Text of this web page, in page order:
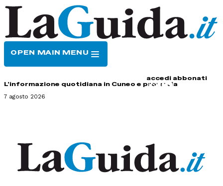
OPEN MAIN MENU
accedi abbonati
L'informazione quotidiana in Cuneo e provincia
7 agosto 2026